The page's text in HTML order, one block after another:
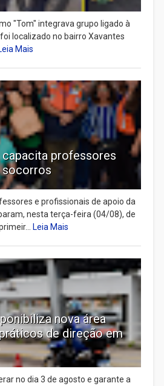
"Tom" integrava grupo ligado à
localizado no bairro Xavantes
Mais
professores
socorros
e profissionais de apoio da
nesta terça-feira (04/08), de
Leia Mais
nova área
de direção em
no dia 3 de agosto e garante a